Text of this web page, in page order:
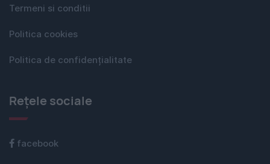
Termeni si conditii
Politica cookies
Politica de confidențialitate
Rețele sociale
facebook